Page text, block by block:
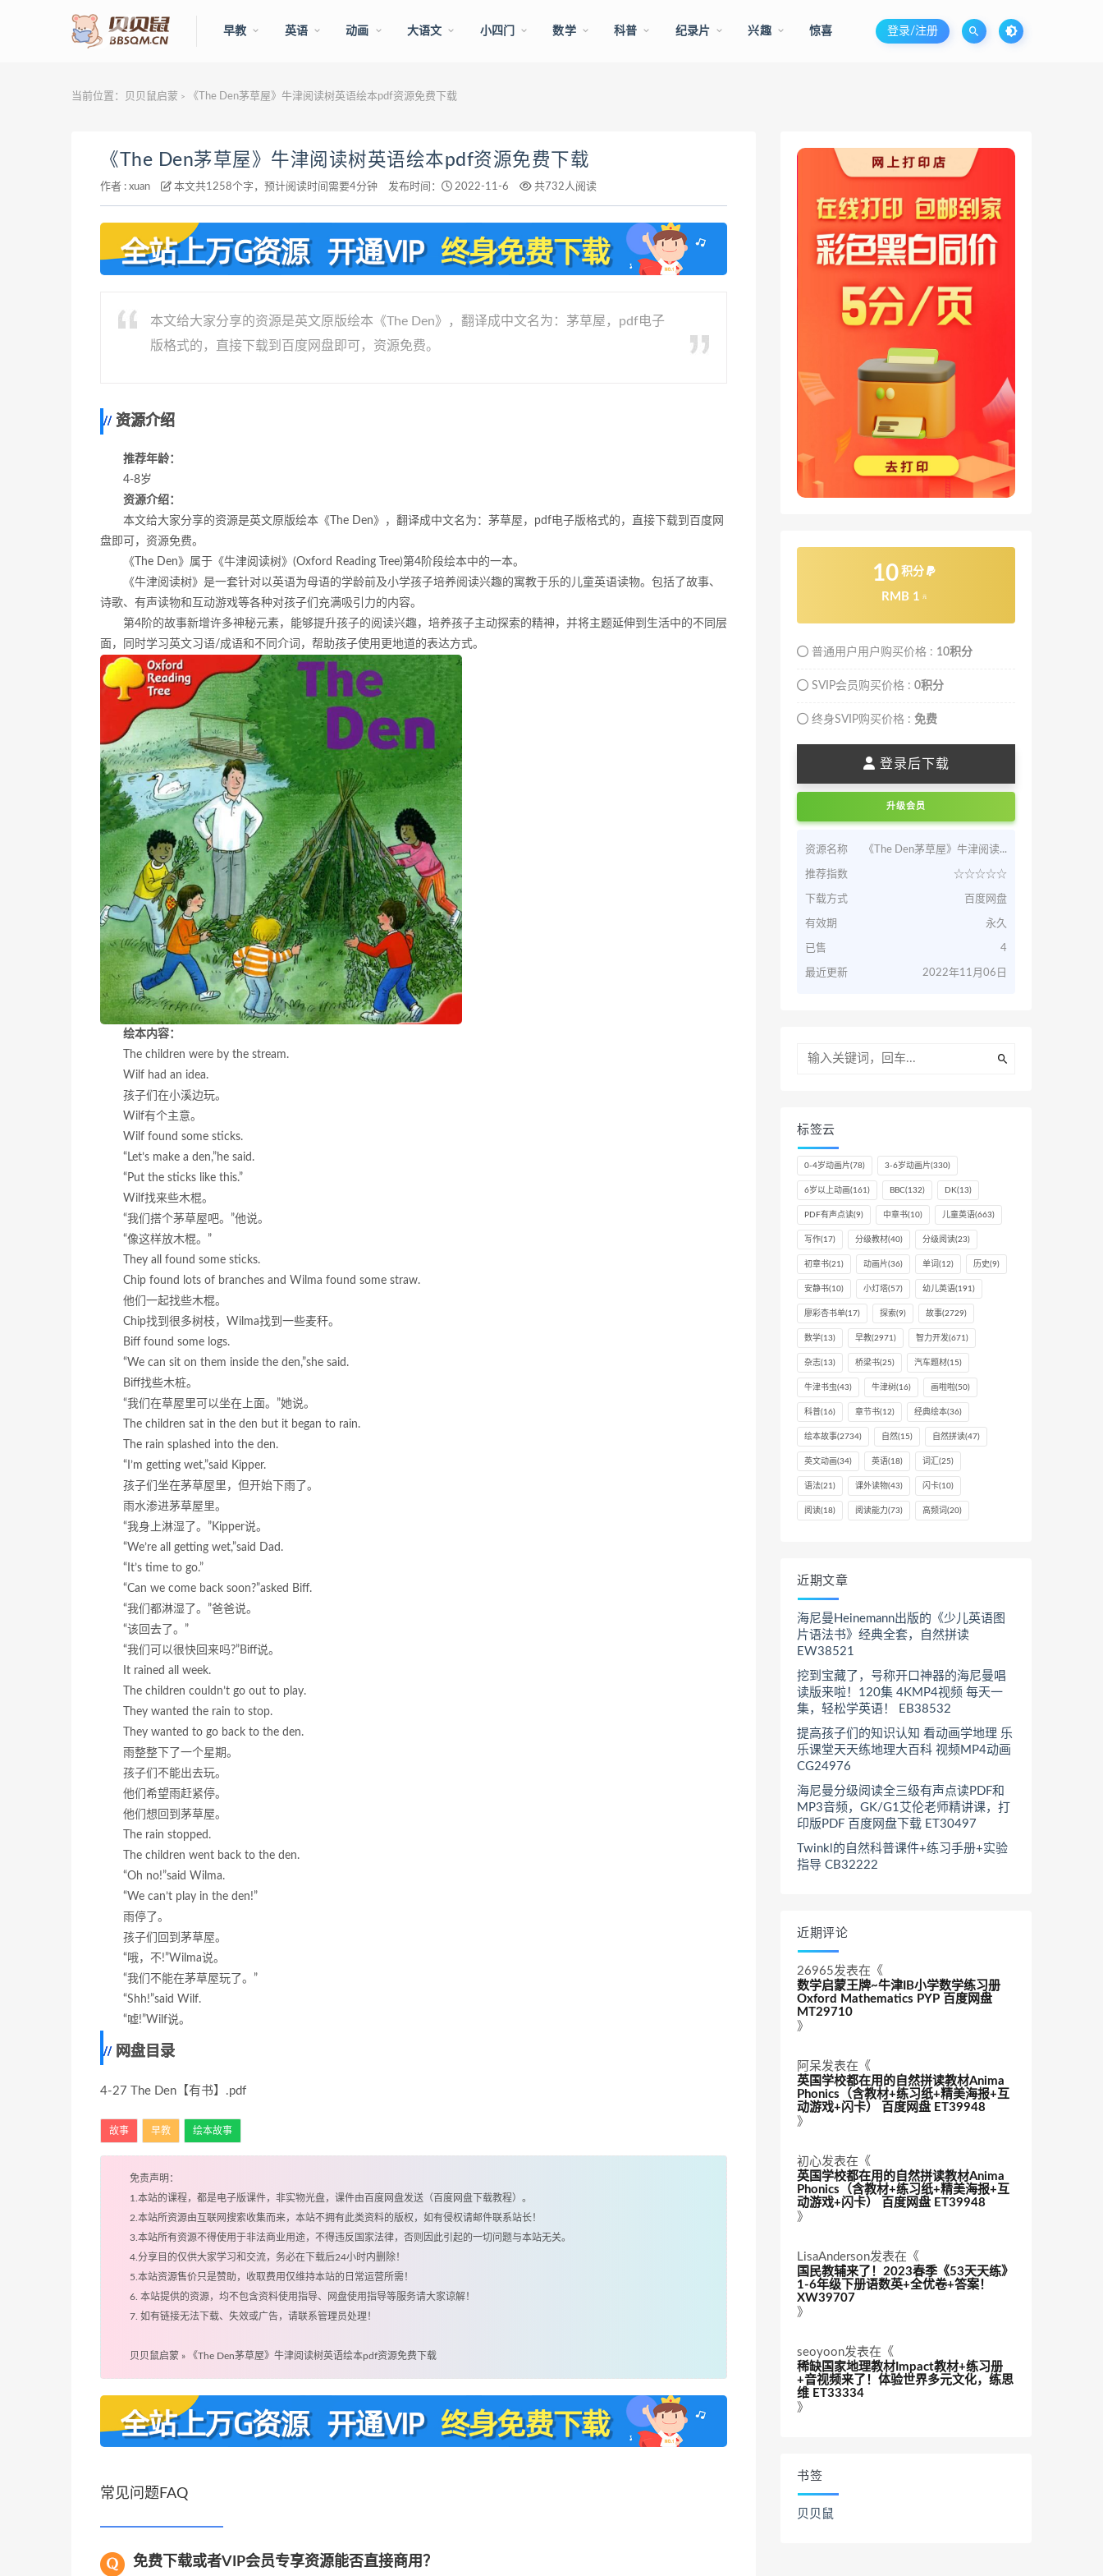
早教 英语 动画 大语文 小四门 数学 科普 纪录片 兴趣 惊喜 登录/注册
当前位置： 贝贝鼠启蒙 > 《The Den茅草屋》牛津阅读树英语绘本pdf资源免费下载
《The Den茅草屋》牛津阅读树英语绘本pdf资源免费下载
作者 : xuan 本文共1258个字，预计阅读时间需要4分钟 发布时间： 2022-11-6 共732人阅读
本文给大家分享的资源是英文原版绘本《The Den》，翻译成中文名为：茅草屋，pdf电子
版格式的，直接下载到百度网盘即可，资源免费。
资源介绍
推荐年龄：
4-8岁
资源介绍：
本文给大家分享的资源是英文原版绘本《The Den》，翻译成中文名为：茅草屋，pdf电子版格式的，直接下载到百度网
盘即可，资源免费。
《The Den》属于《牛津阅读树》(Oxford Reading Tree)第4阶段绘本中的一本。
《牛津阅读树》是一套针对以英语为母语的学龄前及小学孩子培养阅读兴趣的寓教于乐的儿童英语读物。包括了故事、
诗歌、有声读物和互动游戏等各种对孩子们充满吸引力的内容。
第4阶的故事新增许多神秘元素，能够提升孩子的阅读兴趣，培养孩子主动探索的精神，并将主题延伸到生活中的不同层
面，同时学习英文习语/成语和不同介词，帮助孩子使用更地道的表达方式。
绘本内容：
The children were by the stream.
Wilf had an idea.
孩子们在小溪边玩。
Wilf有个主意。
Wilf found some sticks.
“Let’s make a den,”he said.
“Put the sticks like this.”
Wilf找来些木棍。
“我们搭个茅草屋吧。”他说。
“像这样放木棍。”
They all found some sticks.
Chip found lots of branches and Wilma found some straw.
他们一起找些木棍。
Chip找到很多树枝，Wilma找到一些麦秆。
Biff found some logs.
“We can sit on them inside the den,”she said.
Biff找些木桩。
“我们在草屋里可以坐在上面。”她说。
The children sat in the den but it began to rain.
The rain splashed into the den.
“I’m getting wet,”said Kipper.
孩子们坐在茅草屋里，但开始下雨了。
雨水渗进茅草屋里。
“我身上淋湿了。”Kipper说。
“We’re all getting wet,”said Dad.
“It’s time to go.”
“Can we come back soon?”asked Biff.
“我们都淋湿了。”爸爸说。
“该回去了。”
“我们可以很快回来吗?”Biff说。
It rained all week.
The children couldn’t go out to play.
They wanted the rain to stop.
They wanted to go back to the den.
雨整整下了一个星期。
孩子们不能出去玩。
他们希望雨赶紧停。
他们想回到茅草屋。
The rain stopped.
The children went back to the den.
“Oh no!”said Wilma.
“We can’t play in the den!”
雨停了。
孩子们回到茅草屋。
“哦，不!”Wilma说。
“我们不能在茅草屋玩了。”
“Shh!”said Wilf.
“嘘!”Wilf说。
网盘目录
4-27 The Den【有书】.pdf
故事 早教 绘本故事
免责声明：
1.本站的课程，都是电子版课件，非实物光盘，课件由百度网盘发送（百度网盘下载教程）。
2.本站所资源由互联网搜索收集而来，本站不拥有此类资料的版权，如有侵权请邮件联系站长！
3.本站所有资源不得使用于非法商业用途，不得违反国家法律，否则因此引起的一切问题与本站无关。
4.分享目的仅供大家学习和交流，务必在下载后24小时内删除！
5.本站资源售价只是赞助，收取费用仅维持本站的日常运营所需！
6. 本站提供的资源，均不包含资料使用指导、网盘使用指导等服务请大家谅解！
7. 如有链接无法下载、失效或广告，请联系管理员处理！
贝贝鼠启蒙 » 《The Den茅草屋》牛津阅读树英语绘本pdf资源免费下载
常见问题FAQ
免费下载或者VIP会员专享资源能否直接商用？
10 积分
RMB 1 元
普通用户用户购买价格 : 10积分
SVIP会员购买价格 : 0积分
终身SVIP购买价格 : 免费
登录后下载
升级会员
资源名称 《The Den茅草屋》牛津阅读...
推荐指数 ☆☆☆☆☆
下载方式 百度网盘
有效期 永久
已售 4
最近更新 2022年11月06日
标签云
0-4岁动画片(78) 3-6岁动画片(330)
6岁以上动画(161) BBC(132) DK(13)
PDF有声点读(9) 中章书(10) 儿童英语(663)
写作(17) 分级教材(40) 分级阅读(23)
初章书(21) 动画片(36) 单词 (12) 历史(9)
安静书(10) 小灯塔(57) 幼儿英语(191)
廖彩杏书单(17) 探索(9) 故事(2729)
数学(13) 早教(2971) 智力开发(671)
杂志(13) 桥梁书(25) 汽车题材(15)
牛津书虫(43) 牛津树(16) 画啦啦(50)
科普(16) 章节书(12) 经典绘本(36)
绘本故事(2734) 自然(15) 自然拼读(47)
英文动画(34) 英语(18) 词汇 (25)
语法(21) 课外读物(43) 闪卡(10)
阅读(18) 阅读能力 (73) 高频词 (20)
近期文章
海尼曼Heinemann出版的《少儿英语图
片语法书》经典全套，自然拼读
EW38521
挖到宝藏了，号称开口神器的海尼曼唱
读版来啦！120集 4KMP4视频 每天一
集，轻松学英语！ EB38532
提高孩子们的知识认知 看动画学地理 乐
乐课堂天天练地理大百科 视频MP4动画
CG24976
海尼曼分级阅读全三级有声点读PDF和
MP3音频，GK/G1艾伦老师精讲课，打
印版PDF 百度网盘下载 ET30497
Twinkl的自然科普课件+练习手册+实验
指导 CB32222
近期评论
26965发表在《
数学启蒙王牌~牛津IB小学数学练习册
Oxford Mathematics PYP 百度网盘
MT29710
》
阿呆发表在《
英国学校都在用的自然拼读教材Anima
Phonics（含教材+练习纸+精美海报+互
动游戏+闪卡） 百度网盘 ET39948
》
初心发表在《
英国学校都在用的自然拼读教材Anima
Phonics（含教材+练习纸+精美海报+互
动游戏+闪卡） 百度网盘 ET39948
》
LisaAnderson发表在《
国民教辅来了！2023春季《53天天练》
1-6年级下册语数英+全优卷+答案！
XW39707
》
seoyoon发表在《
稀缺国家地理教材Impact教材+练习册
+音视频来了！体验世界多元文化，练思
维 ET33334
》
书签
贝贝鼠